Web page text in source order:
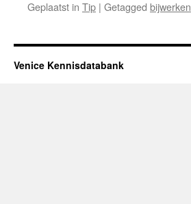
Geplaatst in Tip | Getagged bijwerken
Venice Kennisdatabank